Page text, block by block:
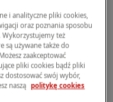
w
przez kalkulator, w
o Tobie,
i analityczne pliki cookies,
oraz poznania sposobu
też
są używane także do
zaakceptować
pliki cookies bądź pliki
dostosować swój wybór,
naszą politykę cookies